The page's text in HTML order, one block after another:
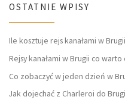
OSTATNIE WPISY
Ile kosztuje rejs kanałami w
Rejsy kanałami w Brugii co
Co zobaczyć w jeden dzień w
Jak dojechać z Charleroi do